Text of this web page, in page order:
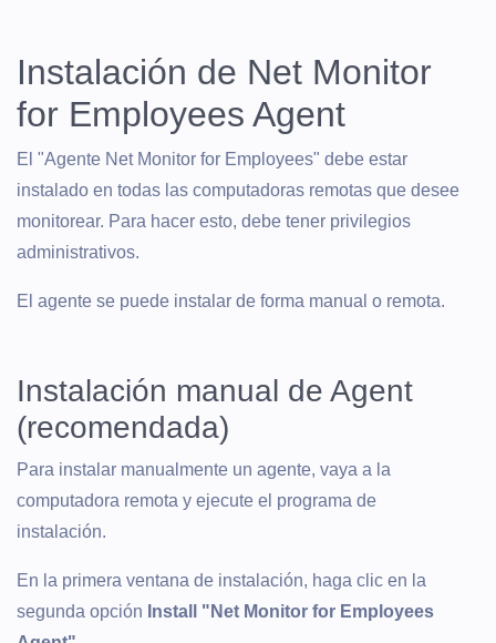
Instalación de Net Monitor
for Employees Agent
El "Agente Net Monitor for Employees" debe estar
instalado en todas las computadoras remotas que desee
monitorear. Para hacer esto, debe tener privilegios
administrativos.
El agente se puede instalar de forma manual o remota.
Instalación manual de Agent
(recomendada)
Para instalar manualmente un agente, vaya a la
computadora remota y ejecute el programa de
instalación.
En la primera ventana de instalación, haga clic en la
segunda opción Install "Net Monitor for Employees